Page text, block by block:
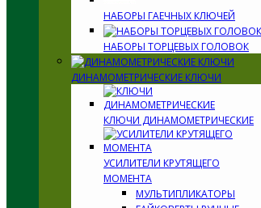
НАБОРЫ ГАЕЧНЫХ КЛЮЧЕЙ
НАБОРЫ ТОРЦЕВЫХ ГОЛОВОК
ДИНАМОМЕТРИЧЕСКИЕ КЛЮЧИ
КЛЮЧИ ДИНАМОМЕТРИЧЕСКИЕ
УСИЛИТЕЛИ КРУТЯЩЕГО
МОМЕНТА
МУЛЬТИПЛИКАТОРЫ